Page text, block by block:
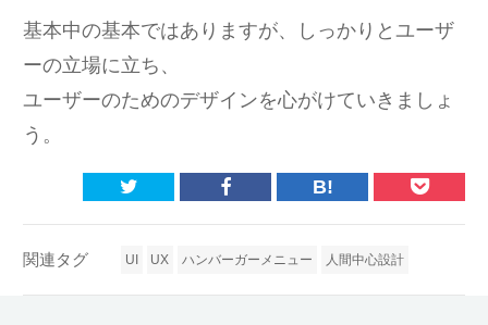
基本中の基本ではありますが、しっかりとユーザ
ーの立場に立ち、
ユーザーのためのデザインを心がけていきましょ
う。
B!
関連タグ UI UX ハンバーガーメニュー 人間中心設計